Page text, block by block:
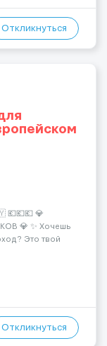
Откликнуться
💎
💎 ✨ Хочешь
Это твой
поток
Откликнуться